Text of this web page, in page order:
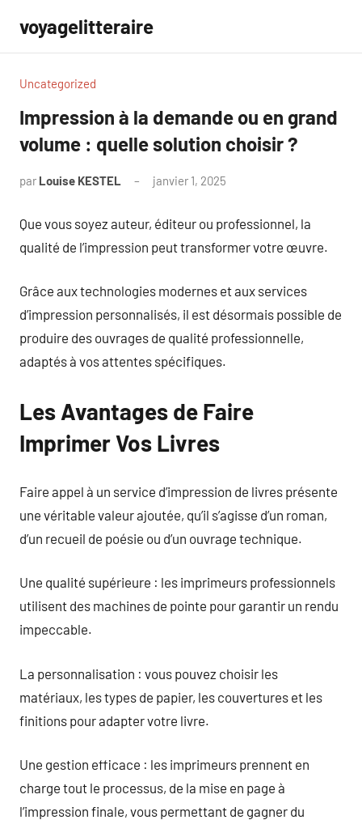
contenu
voyagelitteraire
Uncategorized
Impression à la demande ou en grand
volume : quelle solution choisir ?
par Louise KESTEL janvier 1, 2025
Que vous soyez auteur, éditeur ou professionnel, la
qualité de l’impression peut transformer votre œuvre.
Grâce aux technologies modernes et aux services
d’impression personnalisés, il est désormais possible de
produire des ouvrages de qualité professionnelle,
adaptés à vos attentes spécifiques.
Les Avantages de Faire
Imprimer Vos Livres
Faire appel à un service d’impression de livres présente
une véritable valeur ajoutée, qu’il s’agisse d’un roman,
d’un recueil de poésie ou d’un ouvrage technique.
Une qualité supérieure : les imprimeurs professionnels
utilisent des machines de pointe pour garantir un rendu
impeccable.
La personnalisation : vous pouvez choisir les
matériaux, les types de papier, les couvertures et les
finitions pour adapter votre livre.
Une gestion efficace : les imprimeurs prennent en
charge tout le processus, de la mise en page à
l’impression finale, vous permettant de gagner du